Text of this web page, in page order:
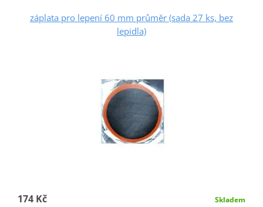
záplata pro lepení 60 mm průměr (sada 27 ks, bez
lepidla)
174 Kč Skladem